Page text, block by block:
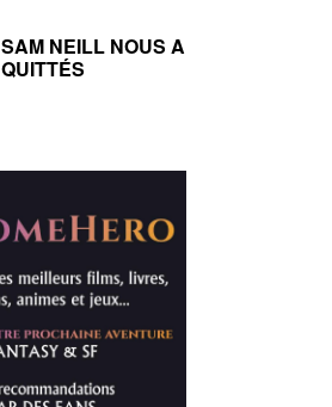
SAM NEILL NOUS A
QUITTÉS